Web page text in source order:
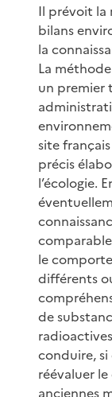
Il prévoit la
bilans
la
La
un premier
site
précis
l’écologie.
le
différents
de
conduire, si
réévaluer
anciennes